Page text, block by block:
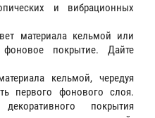
и вибрационных
материала кельмой или
фоновое покрытие. Дайте
кельмой, чередуя
первого фонового слоя.
покрытия